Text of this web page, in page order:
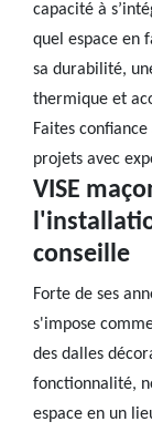
capacité à
quel espace en
sa durabilité,
thermique et
Faites
projets avec
VISE
conseille
Forte de ses
s'impose
des dalles
fonctionnalité,
espace en un